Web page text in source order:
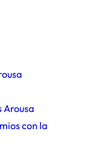
Arousa
con la